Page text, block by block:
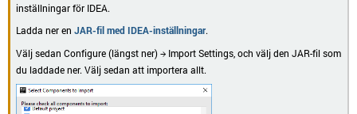
inställningar för IDEA.
Ladda ner en JAR-fil med IDEA-inställningar.
Välj sedan Configure (längst ner) → Import Settings, och välj den JAR-fil som
du laddade ner. Välj sedan att importera allt.